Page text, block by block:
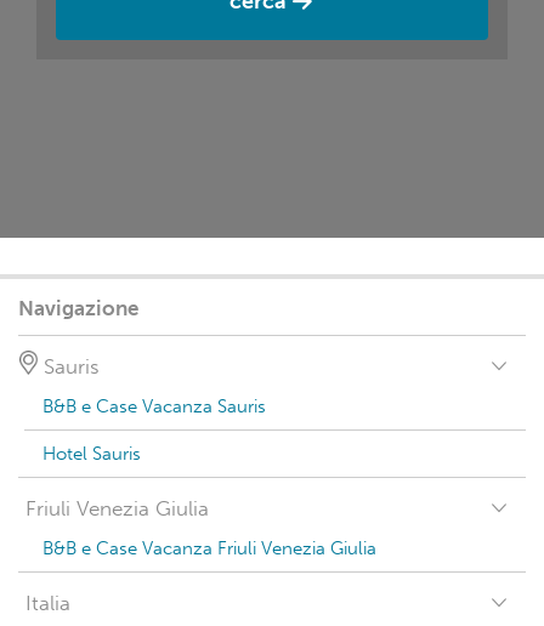
Navigazione
Sauris
B&B e Case Vacanza Sauris
Hotel Sauris
Friuli Venezia Giulia
B&B e Case Vacanza Friuli Venezia Giulia
Italia